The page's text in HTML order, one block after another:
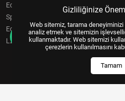
Eclipse
Space Star
Eclipse Cross
L200
Gizliliğinize
Web sitemiz, tarama
analiz etmek ve sitemizin
kullanmaktadır. Web sitemizi
çerezlerin kullanılmasını
Tamam